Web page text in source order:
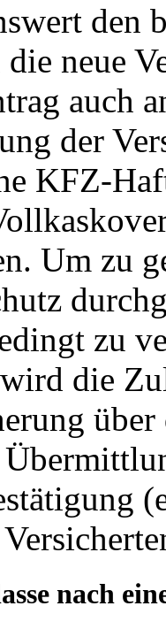
den
neue
auch
der
KFZ-
Um zu
zu
die
nach